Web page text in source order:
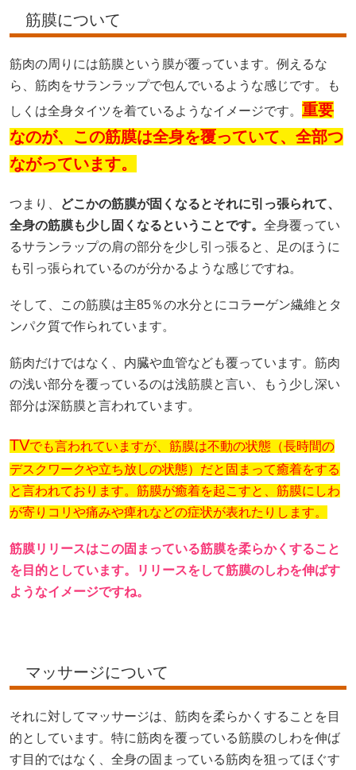
筋膜について
筋肉の周りには筋膜という膜が覆っています。例えるな
ら、筋肉をサランラップで包んでいるような感じです。も
しくは全身タイツを着ているようなイメージです。 重要
なのが、この筋膜は全身を覆っていて、全部つ
ながっています。
つまり、
どこかの筋膜が固くなるとそれに引っ張られて、
全身の筋膜も少し固くなるということです。 全身覆ってい
るサランラップの肩の部分を少し引っ張ると、足のほうに
も引っ張られているのが分かるような感じですね。
そして、この筋膜は主85％の水分とにコラーゲン繊維とタ
ンパク質で作られています。
筋肉だけではなく、内臓や血管なども覆っています。筋肉
の浅い部分を覆っているのは浅筋膜と言い、もう少し深い
部分は深筋膜と言われています。
TVでも言われていますが、筋膜は不動の状態（長時間の
デスクワークや立ち放しの状態）だと固まって癒着をする
と言われております。筋膜が癒着を起こすと、筋膜にしわ
が寄りコリや痛みや痺れなどの症状が表れたりします。
筋膜リリースはこの固まっている筋膜を柔らかくすること
を目的としています。リリースをして筋膜のしわを伸ばす
ようなイメージですね。
マッサージについて
それに対してマッサージは、筋肉を柔らかくすることを目
的としています。特に筋肉を覆っている筋膜のしわを伸ば
す目的ではなく、全身の固まっている筋肉を狙ってほぐす